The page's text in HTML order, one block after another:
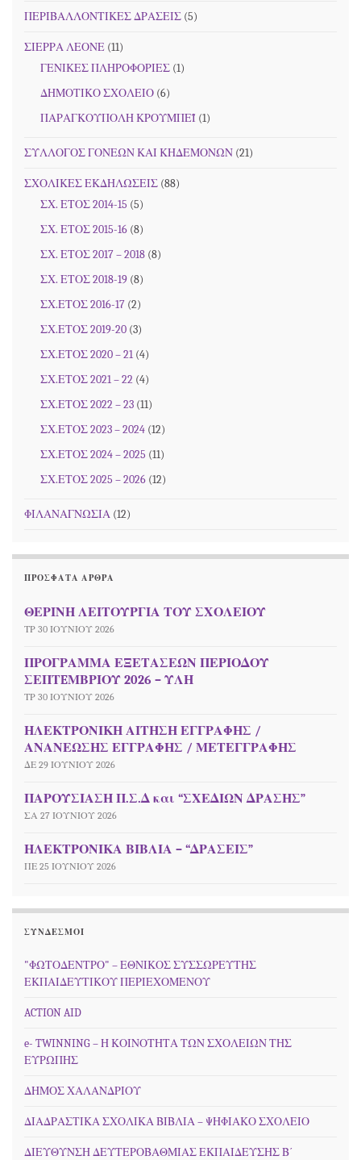
ΠΕΡΙΒΑΛΛΟΝΤΙΚΕΣ ΔΡΑΣΕΙΣ (5)
ΣΙΕΡΡΑ ΛΕΟΝΕ (11)
ΓΕΝΙΚΕΣ ΠΛΗΡΟΦΟΡΙΕΣ (1)
ΔΗΜΟΤΙΚΟ ΣΧΟΛΕΙΟ (6)
ΠΑΡΑΓΚΟΥΠΟΛΗ ΚΡΟΥΜΠΕΪ (1)
ΣΥΛΛΟΓΟΣ ΓΟΝΕΩΝ ΚΑΙ ΚΗΔΕΜΟΝΩΝ (21)
ΣΧΟΛΙΚΕΣ ΕΚΔΗΛΩΣΕΙΣ (88)
ΣΧ. ΕΤΟΣ 2014-15 (5)
ΣΧ. ΕΤΟΣ 2015-16 (8)
ΣΧ. ΕΤΟΣ 2017 – 2018 (8)
ΣΧ. ΕΤΟΣ 2018-19 (8)
ΣΧ.ΕΤΟΣ 2016-17 (2)
ΣΧ.ΕΤΟΣ 2019-20 (3)
ΣΧ.ΕΤΟΣ 2020 – 21 (4)
ΣΧ.ΕΤΟΣ 2021 – 22 (4)
ΣΧ.ΕΤΟΣ 2022 – 23 (11)
ΣΧ.ΕΤΟΣ 2023 – 2024 (12)
ΣΧ.ΕΤΟΣ 2024 – 2025 (11)
ΣΧ.ΕΤΟΣ 2025 – 2026 (12)
ΦΙΛΑΝΑΓΝΩΣΙΑ (12)
ΠΡΌΣΦΑΤΑ ΆΡΘΡΑ
ΘΕΡΙΝΗ ΛΕΙΤΟΥΡΓΙΑ ΤΟΥ ΣΧΟΛΕΙΟΥ
ΤΡ 30 ΙΟΥΝΊΟΥ 2026
ΠΡΟΓΡΑΜΜΑ ΕΞΕΤΑΣΕΩΝ ΠΕΡΙΟΔΟΥ
ΣΕΠΤEΜΒΡΙΟΥ 2026 – ΥΛΗ
ΤΡ 30 ΙΟΥΝΊΟΥ 2026
ΗΛΕΚΤΡΟΝΙΚΗ ΑΙΤΗΣΗ ΕΓΓΡΑΦΗΣ /
ΑΝΑΝΕΩΣΗΣ ΕΓΓΡΑΦΗΣ / ΜΕΤΕΓΓΡΑΦΗΣ
ΔΕ 29 ΙΟΥΝΊΟΥ 2026
ΠΑΡΟΥΣΙΑΣΗ Π.Σ.Δ και “ΣΧΕΔΙΩΝ ΔΡΑΣΗΣ”
ΣΑ 27 ΙΟΥΝΊΟΥ 2026
ΗΛΕΚΤΡΟΝΙΚΑ ΒΙΒΛΙΑ – “ΔΡΑΣΕΙΣ”
ΠΕ 25 ΙΟΥΝΊΟΥ 2026
ΣΎΝΔΕΣΜΟΙ
"ΦΩΤΟΔΕΝΤΡΟ" – ΕΘΝΙΚΟΣ ΣΥΣΣΩΡΕΥΤΗΣ
ΕΚΠΑΙΔΕΥΤΙΚΟΥ ΠΕΡΙΕΧΟΜΕΝΟΥ
ACTION AID
e- TWINNING – Η ΚΟΙΝΟΤΗΤΑ ΤΩΝ ΣΧΟΛΕΙΩΝ ΤΗΣ
ΕΥΡΩΠΗΣ
ΔΗΜΟΣ ΧΑΛΑΝΔΡΙΟΥ
ΔΙΑΔΡΑΣΤΙΚΑ ΣΧΟΛΙΚΑ ΒΙΒΛΙΑ – ΨΗΦΙΑΚΟ ΣΧΟΛΕΙΟ
ΔΙΕΥΘΥΝΣΗ ΔΕΥΤΕΡΟΒΑΘΜΙΑΣ ΕΚΠΑΙΔΕΥΣΗΣ Β΄